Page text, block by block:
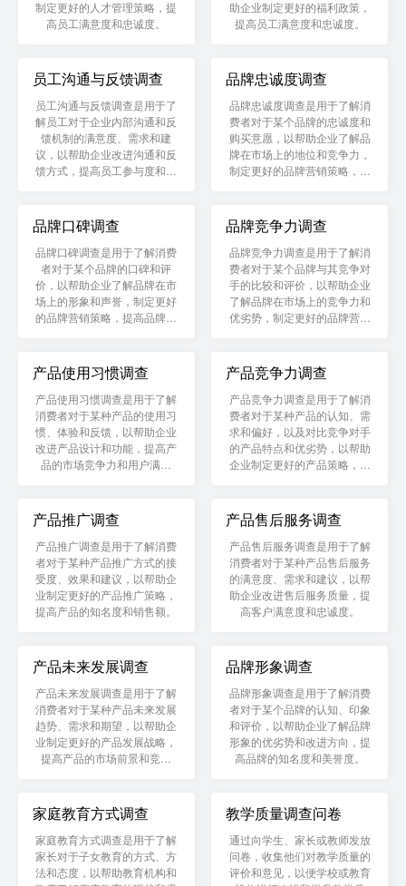
制定更好的人才管理策略，提
高员工满意度和忠诚度。
助企业制定更好的福利政策，
提高员工满意度和忠诚度。
员工沟通与反馈调查
员工沟通与反馈调查是用于了
解员工对于企业内部沟通和反
馈机制的满意度、需求和建
议，以帮助企业改进沟通和反
馈方式，提高员工参与度和工
品牌忠诚度调查
品牌忠诚度调查是用于了解消
费者对于某个品牌的忠诚度和
购买意愿，以帮助企业了解品
牌在市场上的地位和竞争力，
制定更好的品牌营销策略，提
品牌口碑调查
品牌口碑调查是用于了解消费
者对于某个品牌的口碑和评
价，以帮助企业了解品牌在市
场上的形象和声誉，制定更好
的品牌营销策略，提高品牌的
品牌竞争力调查
品牌竞争力调查是用于了解消
费者对于某个品牌与其竞争对
手的比较和评价，以帮助企业
了解品牌在市场上的竞争力和
优劣势，制定更好的品牌营销
产品使用习惯调查
产品使用习惯调查是用于了解
消费者对于某种产品的使用习
惯、体验和反馈，以帮助企业
改进产品设计和功能，提高产
品的市场竞争力和用户满意
产品竞争力调查
产品竞争力调查是用于了解消
费者对于某种产品的认知、需
求和偏好，以及对比竞争对手
的产品特点和优劣势，以帮助
企业制定更好的产品策略，提
产品推广调查
产品推广调查是用于了解消费
者对于某种产品推广方式的接
受度、效果和建议，以帮助企
业制定更好的产品推广策略，
提高产品的知名度和销售额。
产品售后服务调查
产品售后服务调查是用于了解
消费者对于某种产品售后服务
的满意度、需求和建议，以帮
助企业改进售后服务质量，提
高客户满意度和忠诚度。
产品未来发展调查
产品未来发展调查是用于了解
消费者对于某种产品未来发展
趋势、需求和期望，以帮助企
业制定更好的产品发展战略，
提高产品的市场前景和竞争
品牌形象调查
品牌形象调查是用于了解消费
者对于某个品牌的认知、印象
和评价，以帮助企业了解品牌
形象的优劣势和改进方向，提
高品牌的知名度和美誉度。
家庭教育方式调查
家庭教育方式调查是用于了解
家长对于子女教育的方式、方
法和态度，以帮助教育机构和
教学质量调查问卷
通过向学生、家长或教师发放
问卷，收集他们对教学质量的
评价和意见，以便学校或教育